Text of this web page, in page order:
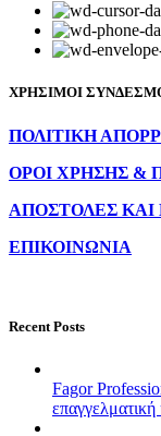
ΧΡΗΣΙΜΟΙ
ΠΟΛΙΤΙΚΗ
ΟΡΟΙ ΧΡΗΣΗΣ &
ΑΠΟΣΤΟΛΕΣ ΚΑΙ
ΕΠΙΚΟΙΝΩΝΙΑ
Recent Posts
Fagor